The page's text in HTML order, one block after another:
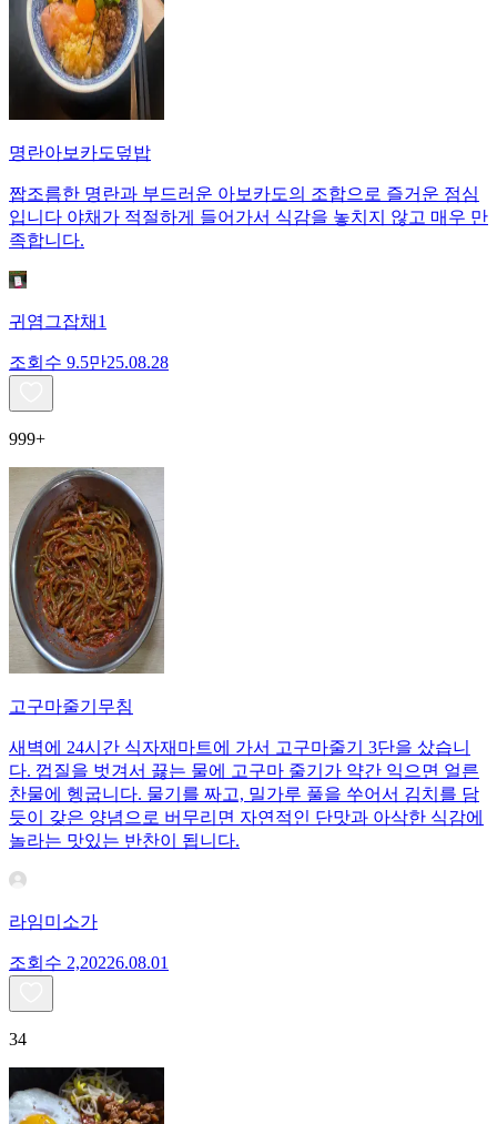
명란아보카도덮밥
짭조름한 명란과 부드러운 아보카도의 조합으로 즐거운 점심
입니다 야채가 적절하게 들어가서 식감을 놓치지 않고 매우 만
족합니다.
귀염그잡채1
조회수 9.5만25.08.28
999+
고구마줄기무침
새벽에 24시간 식자재마트에 가서 고구마줄기 3단을 샀습니
다. 껍질을 벗겨서 끓는 물에 고구마 줄기가 약간 익으면 얼른
찬물에 헹굽니다. 물기를 짜고, 밀가루 풀을 쑤어서 김치를 담
듯이 갖은 양념으로 버무리면 자연적인 단맛과 아삭한 식감에
놀라는 맛있는 반찬이 됩니다.
라임미소가
조회수 2,20226.08.01
34